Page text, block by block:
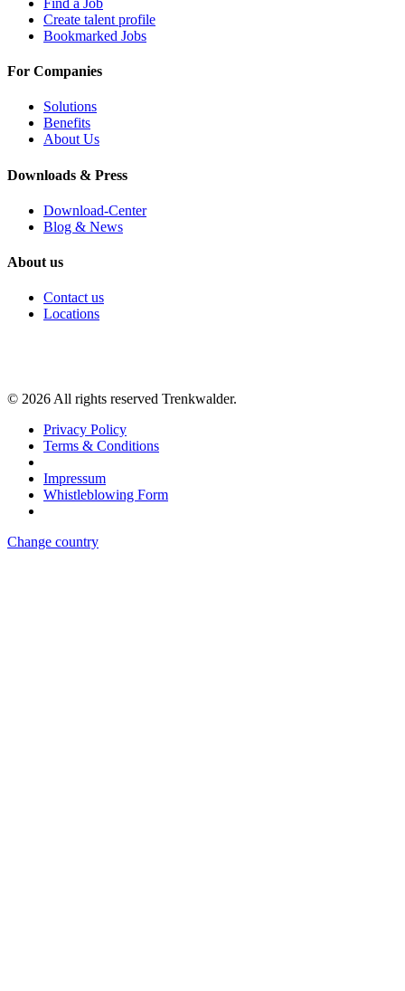
Create talent profile
Bookmarked Jobs
For Companies
Solutions
Benefits
About Us
Downloads & Press
Download-Center
Blog & News
About us
Contact us
Locations
© 2026 All rights reserved Trenkwalder.
Privacy Policy
Terms & Conditions
Impressum
Whistleblowing Form
Change country